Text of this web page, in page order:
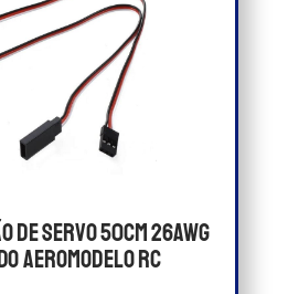
de Servo 50cm 26awg
Aeromodelo RC